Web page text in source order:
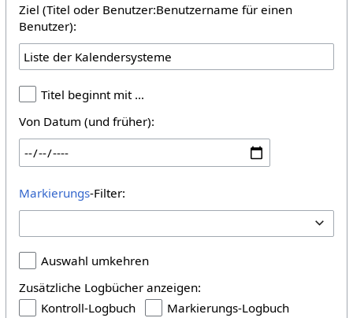
Ziel (Titel oder Benutzer:Benutzername für einen
Benutzer):
Titel beginnt mit …
Von Datum (und früher):
Markierungs-Filter:
Auswahl umkehren
Zusätzliche Logbücher anzeigen:
Kontroll-Logbuch
Markierungs-Logbuch